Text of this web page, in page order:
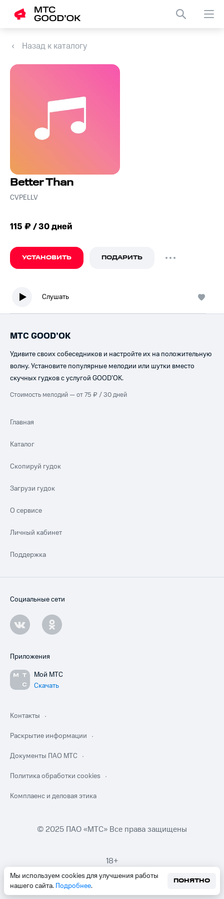
Назад к каталогу
Better Than
CVPELLV
115 ₽ / 30 дней
УСТАНОВИТЬ ПОДАРИТЬ
Слушать
Мы используем cookies для улучшения работы
нашего сайта. Подробнее.
ПОНЯТНО
МТС GOOD’OK
Удивите своих собеседников и настройте их на положительную
волну. Установите популярные мелодии или шутки вместо
скучных гудков с услугой GOOD’OK.
Стоимость мелодий — от 75 ₽ / 30 дней
Главная
Каталог
Скопируй гудок
Загрузи гудок
О сервисе
Личный кабинет
Поддержка
Социальные сети
Приложения
Мой МТС
Скачать
Контакты
Раскрытие информации
Документы ПАО МТС
Политика обработки cookies
Комплаенс и деловая этика
© 2025 ПАО «МТС» Все права защищены
18+